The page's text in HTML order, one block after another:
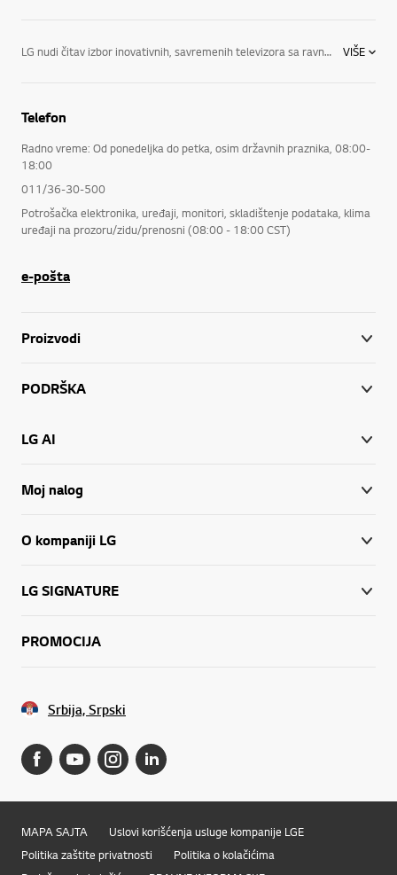
LG nudi čitav izbor inovativnih, savremenih televizora sa ravnim ekranom, usklađenih sa vašim jedinstvenim potrebama, a tu spadaju: OLED TV, projektovan je da vam pruži savršenu crnu, potpuno uverljive boje i bogatstvo detalja i otkriva vam ekran koji se može gledati praktično iz svakog ugla. OLED 4K TV, nudi neverovatnu količinu detalja zahvaljujući LG-jevoj rezoluciji ultravisoke definicije, četiri puta većoj nego kod Full HD TV-a. Osetit ćete se uvučeno u akciju kroz OLED 4K TV kompanije LG. Doživite svoje omiljene televizijske emisije, serije, filmove i muziku na potpuno nov način zahvaljujući inovativnim tehnologijama kompanije LG, u koje spadaju 4K UHD, OLED 4K i LED ekrani. Naši televizori imaju najsavremeniju tehnologiju koja vam je potrebna. VIŠE
Telefon
Radno vreme: Od ponedeljka do petka, osim državnih praznika, 08:00-
18:00
011/36-30-500
Potrošačka elektronika, uređaji, monitori, skladištenje podataka, klima
uređaji na prozoru/zidu/prenosni (08:00 - 18:00 CST)
e-pošta
Proizvodi
PODRŠKA
LG AI
Moj nalog
O kompaniji LG
LG SIGNATURE
PROMOCIJA
Srbija, Srpski
MAPA SAJTA
Uslovi korišćenja usluge kompanije LGE
Politika zaštite privatnosti
Politika o kolačićima